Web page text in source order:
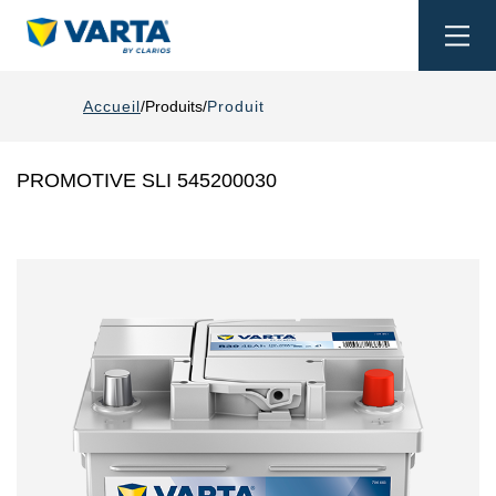
Accueil Produits Produit
PROMOTIVE SLI 545200030